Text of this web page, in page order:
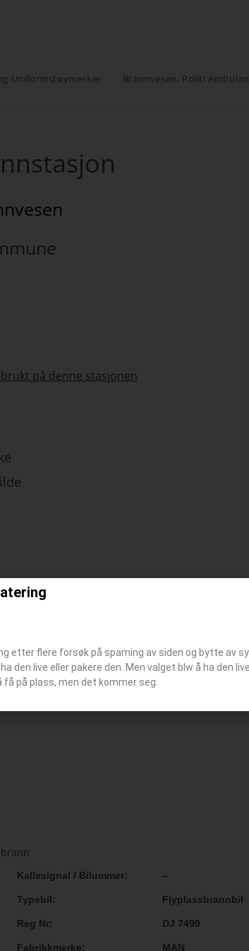
Uniformstøymerker Brannvesen, Politi
på denne stasjonen
eller brannvesene
Kallesignal / Bilummer –
Typebil Flyplassbrannbil
Reg Nr DJ 7499
Fabrikkmerke MAN
etter flere forsøk på spaming av siden og bytte av
den live eller pakere den. Men valget blw å ha den
få på plass, men det kommer seg.